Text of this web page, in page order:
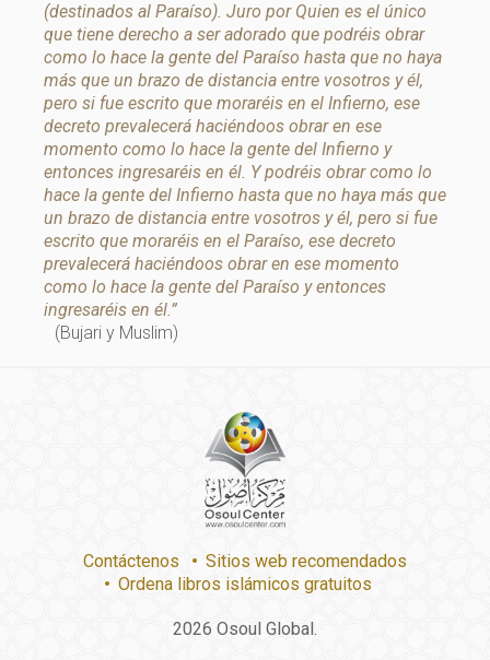
(destinados al Paraíso). Juro por Quien es el único
que tiene derecho a ser adorado que podréis obrar
como lo hace la gente del Paraíso hasta que no haya
más que un brazo de distancia entre vosotros y él,
pero si fue escrito que moraréis en el Infierno, ese
decreto prevalecerá haciéndoos obrar en ese
momento como lo hace la gente del Infierno y
entonces ingresaréis en él. Y podréis obrar como lo
hace la gente del Infierno hasta que no haya más que
un brazo de distancia entre vosotros y él, pero si fue
escrito que moraréis en el Paraíso, ese decreto
prevalecerá haciéndoos obrar en ese momento
como lo hace la gente del Paraíso y entonces
ingresaréis en él.”
(Bujari y Muslim)
Contáctenos
Sitios web recomendados
Ordena libros islámicos gratuitos
2026 Osoul Global.